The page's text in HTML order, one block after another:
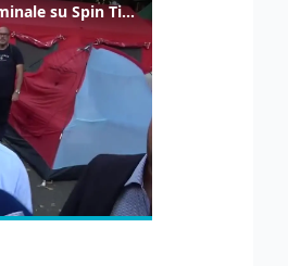
Gualtieri: "Responsabilità del Viminale su Spin Time? La posizione dei partiti è nota"